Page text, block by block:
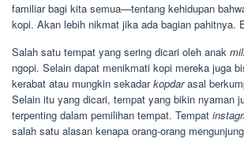
familiar bagi kita semua—tentang kehidupan
kopi. Akan lebih nikmat jika ada bagian pahitnya.
Salah satu tempat yang sering dicari oleh anak
ngopi. Selain dapat menikmati kopi mereka juga
kerabat atau mungkin sekadarkopdarasal
Selain itu yang dicari, tempat yang bikin nyaman
terpenting dalam pemilihan tempat. Tempat
salah satu alasan kenapa orang-orang